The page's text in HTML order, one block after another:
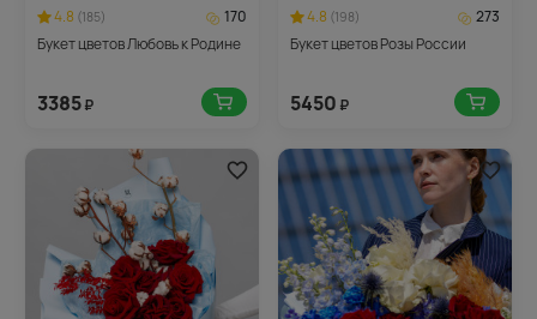
4.8 (185)
170
Букет цветов Любовь к Родине
3385₽
4.8 (198)
273
Букет цветов Розы России
5450 ₽